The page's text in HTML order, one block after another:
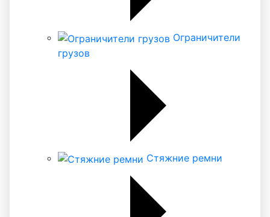
Ограничители
грузов
Стяжние ремни